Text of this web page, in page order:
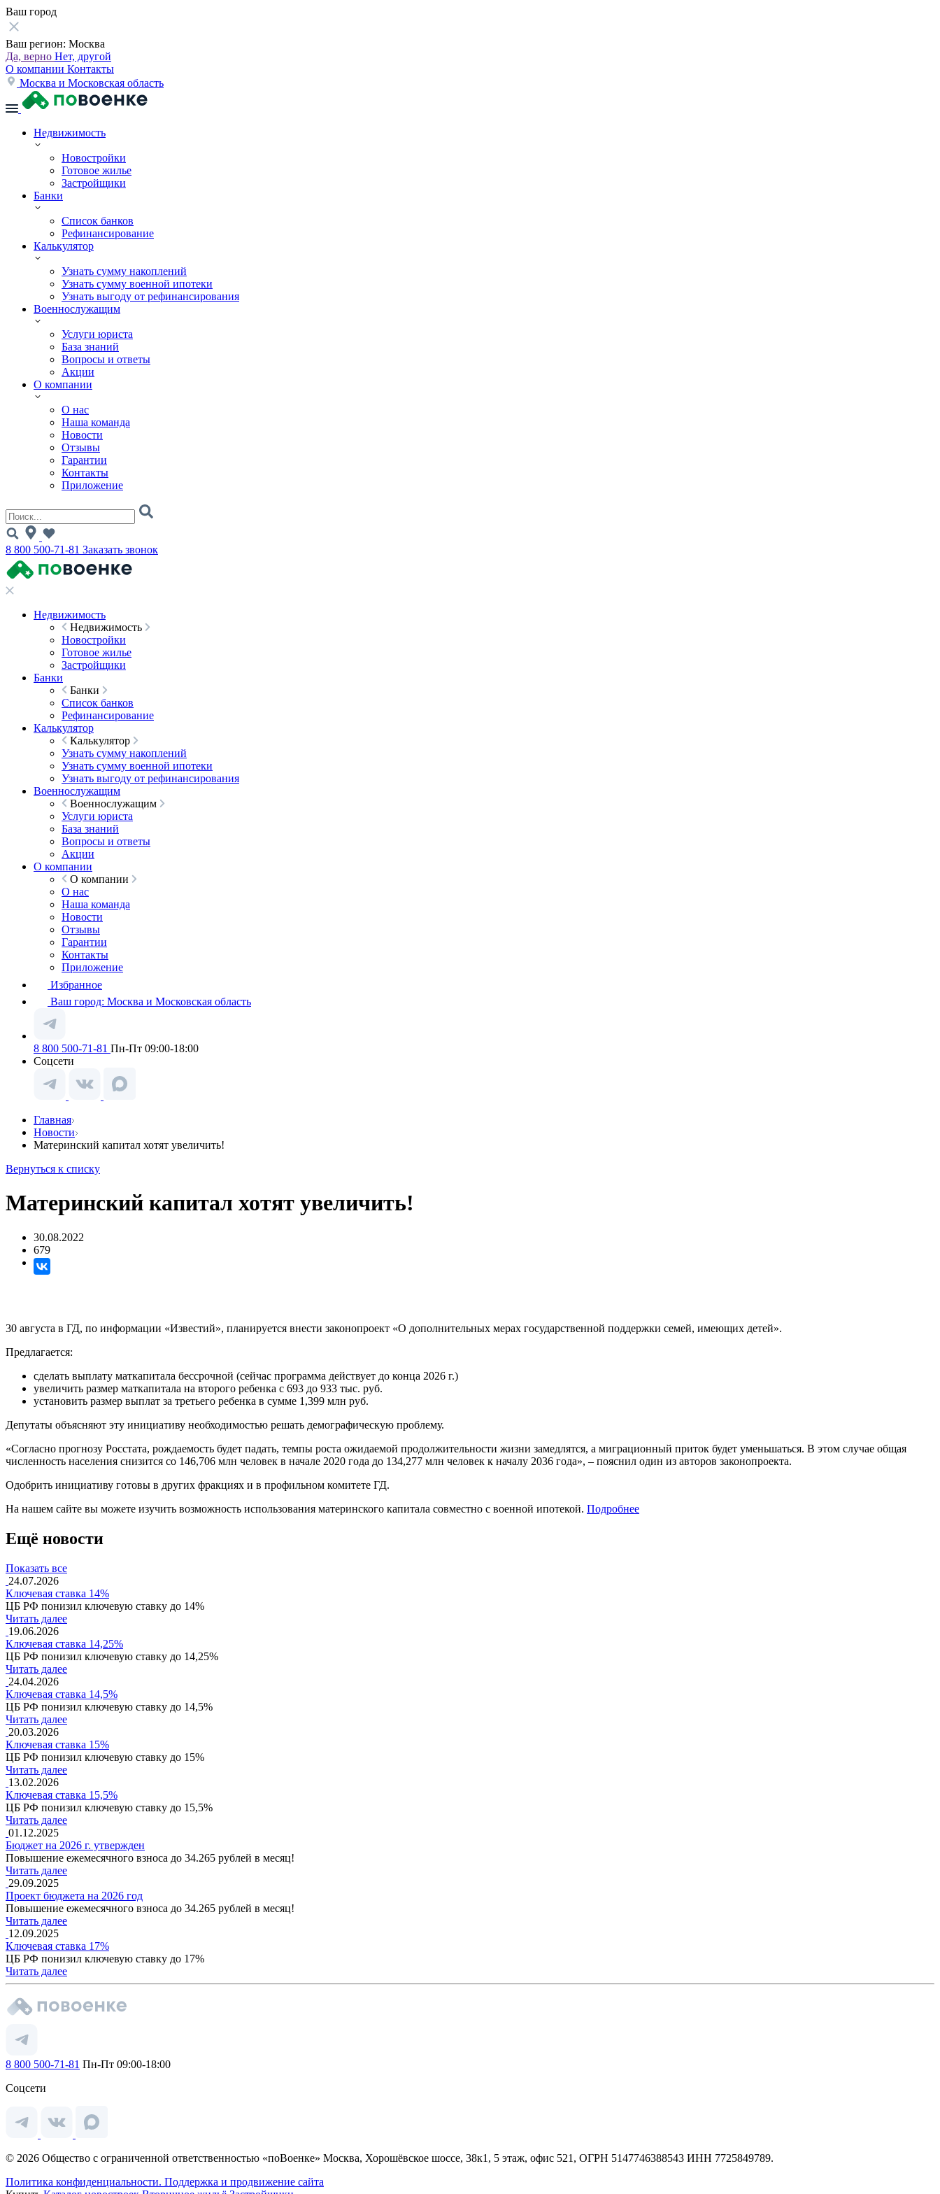
Ваш город
Ваш регион: Москва
Да, верно Нет, другой
О компании Контакты
Москва и Московская область
Недвижимость
Новостройки
Готовое жилье
Застройщики
Банки
Список банков
Рефинансирование
Калькулятор
Узнать сумму накоплений
Узнать сумму военной ипотеки
Узнать выгоду от рефинансирования
Военнослужащим
Услуги юриста
База знаний
Вопросы и ответы
Акции
О компании
О нас
Наша команда
Новости
Отзывы
Гарантии
Контакты
Приложение
8 800 500-71-81 Заказать звонок
Недвижимость
Недвижимость
Новостройки
Готовое жилье
Застройщики
Банки
Банки
Список банков
Рефинансирование
Калькулятор
Калькулятор
Узнать сумму накоплений
Узнать сумму военной ипотеки
Узнать выгоду от рефинансирования
Военнослужащим
Военнослужащим
Услуги юриста
База знаний
Вопросы и ответы
Акции
О компании
О компании
О нас
Наша команда
Новости
Отзывы
Гарантии
Контакты
Приложение
Избранное
Ваш город: Москва и Московская область
8 800 500-71-81 Пн-Пт 09:00-18:00
Соцсети
Главная
Новости
Материнский капитал хотят увеличить!
Вернуться к списку
Материнский капитал хотят увеличить!
30.08.2022
679
30 августа в ГД, по информации «Известий», планируется внести законопроект «О дополнительных мерах государственной поддержки семей, имеющих детей».
Предлагается:
сделать выплату маткапитала бессрочной (сейчас программа действует до конца 2026 г.)
увеличить размер маткапитала на второго ребенка с 693 до 933 тыс. руб.
установить размер выплат за третьего ребенка в сумме 1,399 млн руб.
Депутаты объясняют эту инициативу необходимостью решать демографическую проблему.
«Согласно прогнозу Росстата, рождаемость будет падать, темпы роста ожидаемой продолжительности жизни замедлятся, а миграционный приток будет уменьшаться. В этом случае общая
численность населения снизится со 146,706 млн человек в начале 2020 года до 134,277 млн человек к началу 2036 года», – пояснил один из авторов законопроекта.
Одобрить инициативу готовы в других фракциях и в профильном комитете ГД.
На нашем сайте вы можете изучить возможность использования материнского капитала совместно с военной ипотекой. Подробнее
Ещё новости
Показать все
24.07.2026
Ключевая ставка 14%
ЦБ РФ понизил ключевую ставку до 14%
Читать далее
19.06.2026
Ключевая ставка 14,25%
ЦБ РФ понизил ключевую ставку до 14,25%
Читать далее
24.04.2026
Ключевая ставка 14,5%
ЦБ РФ понизил ключевую ставку до 14,5%
Читать далее
20.03.2026
Ключевая ставка 15%
ЦБ РФ понизил ключевую ставку до 15%
Читать далее
13.02.2026
Ключевая ставка 15,5%
ЦБ РФ понизил ключевую ставку до 15,5%
Читать далее
01.12.2025
Бюджет на 2026 г. утвержден
Повышение ежемесячного взноса до 34.265 рублей в месяц!
Читать далее
29.09.2025
Проект бюджета на 2026 год
Повышение ежемесячного взноса до 34.265 рублей в месяц!
Читать далее
12.09.2025
Ключевая ставка 17%
ЦБ РФ понизил ключевую ставку до 17%
Читать далее
8 800 500-71-81 Пн-Пт 09:00-18:00
Соцсети
© 2026 Общество с ограниченной ответственностью «поВоенке» Москва, Хорошёвское шоссе, 38к1, 5 этаж, офис 521, ОГРН 5147746388543 ИНН 7725849789.
Политика конфиденциальности. Поддержка и продвижение сайта